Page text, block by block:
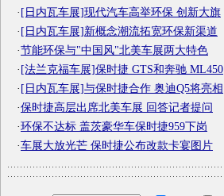
·[日内瓦车展]现代汽车高举环保 创新大旗
·[日内瓦车展]新概念潮流拓宽环保新渠道
·节能环保与"中国风"北美车展两大特色
·[法兰克福车展]保时捷 GTS和奔驰 ML450
·[日内瓦车展]与保时捷合作 奥迪Q5将亮相
·保时捷高层出席北美车展 回答记者提问
·环保不达标 盖茨豪华车保时捷959下岗
·车展大放光芒 保时捷公布改款卡宴图片